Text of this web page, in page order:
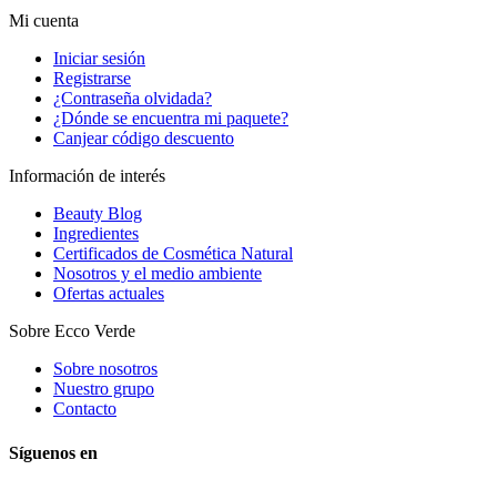
Mi cuenta
Iniciar sesión
Registrarse
¿Contraseña olvidada?
¿Dónde se encuentra mi paquete?
Canjear código descuento
Información de interés
Beauty Blog
Ingredientes
Certificados de Cosmética Natural
Nosotros y el medio ambiente
Ofertas actuales
Sobre Ecco Verde
Sobre nosotros
Nuestro grupo
Contacto
Síguenos en